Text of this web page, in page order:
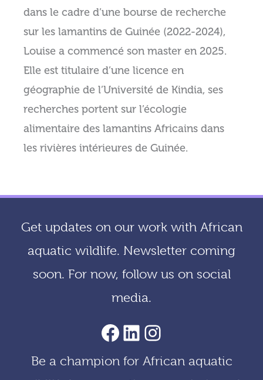
dans le cadre d’une bourse de recherche
sur les lamantins de Guinée (2022-2024),
Louise a commencé son master en 2025.
Elle est titulaire d’une licence en
géographie de l’Université de Kindia, ses
recherches portent sur l’écologie
alimentaire des lamantins Africains dans
les rivières intérieures de Guinée.
Get updates on our work with African
aquatic wildlife. Newsletter coming
soon. For now, follow us on social
media.
AACF Facebook PageLinkedIn
Instagram
Be a champion for African aquatic